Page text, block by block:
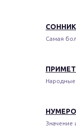
Самая
Значение